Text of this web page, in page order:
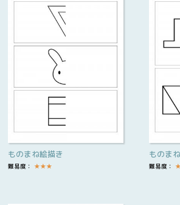
ものまね絵描き
難易度： ★★★
ものま
難易度： ★